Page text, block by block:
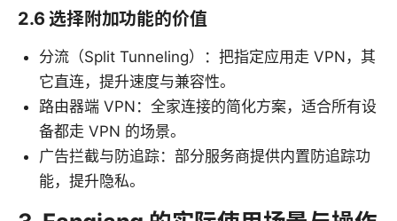
2.6 选择附加功能的价值
分流（Split Tunneling）：把指定应用走 VPN，其
它直连，提升速度与兼容性。
路由器端 VPN：全家连接的简化方案，适合所有设
备都走 VPN 的场景。
广告拦截与防追踪：部分服务商提供内置防追踪功
能，提升隐私。